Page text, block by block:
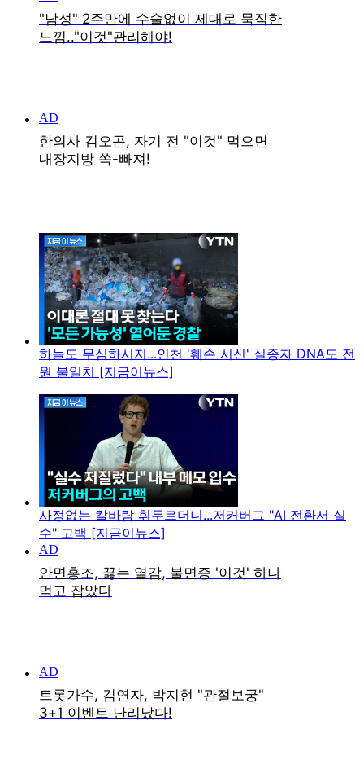
하늘도 무심하시지...인천 '훼손 시신' 실종자 DNA도 전
원 불일치 [지금이뉴스]
사정없는 칼바람 휘두르더니...저커버그 "AI 전환서 실
수" 고백 [지금이뉴스]